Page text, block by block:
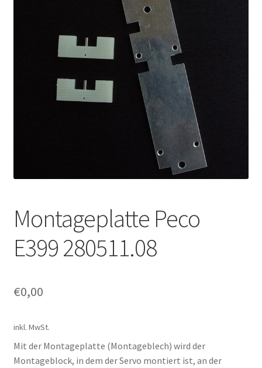
Montageplatte Peco
E399 280511.08
€0,00
inkl. MwSt.
Mit der Montageplatte (Montageblech) wird der
Montageblock, in dem der Servo montiert ist, an der